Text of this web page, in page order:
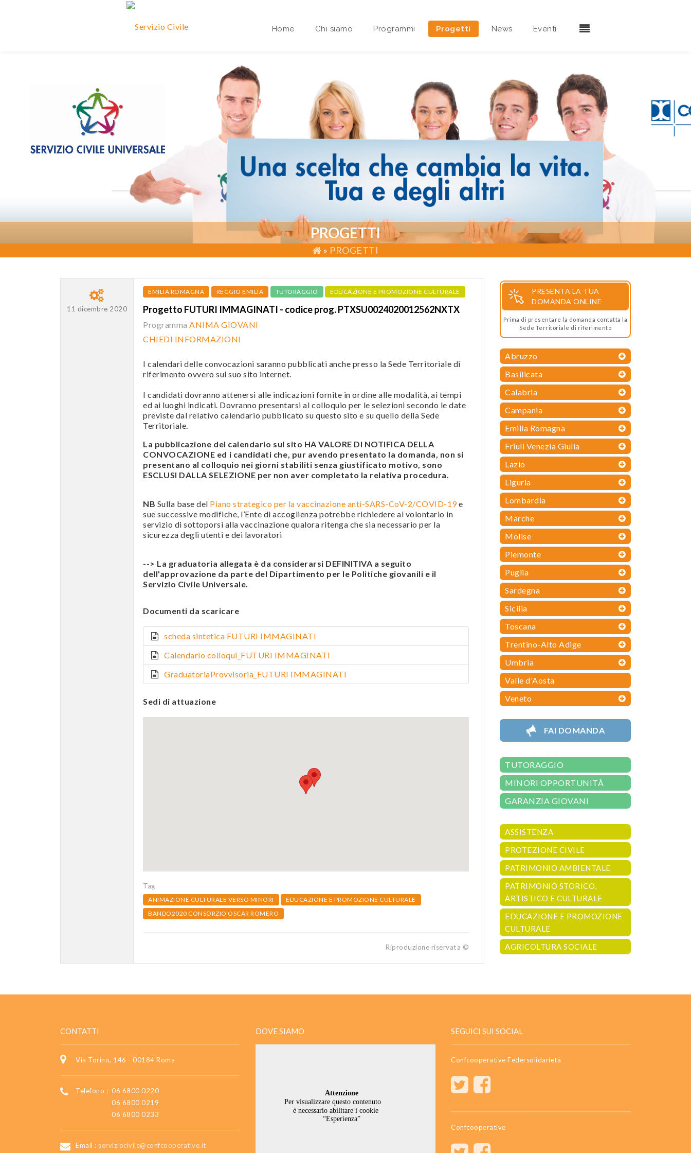
Home Chi siamo
Area riservata Sedi Territoriali
Programmi Progetti News Eventi
PROGETTI
» PROGETTI
11 dicembre 2020
EMILIA ROMAGNA REGGIO EMILIA TUTORAGGIO EDUCAZIONE E PROMOZIONE CULTURALE
Progetto FUTURI IMMAGINATI - codice prog. PTXSU0024020012562NXTX
Programma ANIMA GIOVANI
CHIEDI INFORMAZIONI
I calendari delle convocazioni saranno pubblicati anche presso la Sede Territoriale di
riferimento ovvero sul suo sito internet.
I candidati dovranno attenersi alle indicazioni fornite in ordine alle modalità, ai tempi
ed ai luoghi indicati. Dovranno presentarsi al colloquio per le selezioni secondo le date
previste dal relativo calendario pubblicato su questo sito e su quello della Sede
Territoriale.
La pubblicazione del calendario sul sito HA VALORE DI NOTIFICA DELLA
CONVOCAZIONE ed i candidati che, pur avendo presentato la domanda, non si
presentano al colloquio nei giorni stabiliti senza giustificato motivo, sono
ESCLUSI DALLA SELEZIONE per non aver completato la relativa procedura.
NB Sulla base del Piano strategico per la vaccinazione anti-SARS-CoV-2/COVID-19e
sue successive modifiche, l’Ente di accoglienza potrebbe richiedere al volontario in
servizio di sottoporsi alla vaccinazione qualora ritenga che sia necessario per la
sicurezza degli utenti e dei lavoratori
--> La graduatoria allegata è da considerarsi DEFINITIVA a seguito
dell'approvazione da parte del Dipartimento per le Politiche giovanili e il
Servizio Civile Universale.
Documenti da scaricare
scheda sintetica FUTURI IMMAGINATI
Calendario colloqui_FUTURI IMMAGINATI
GraduatoriaProvvisoria_FUTURI IMMAGINATI
Sedi di attuazione
Tag
ANIMAZIONE CULTURALE VERSO MINORI
EDUCAZIONE E PROMOZIONE CULTURALE
BANDO2020 CONSORZIO OSCAR ROMERO
Riproduzione riservata ©
PRESENTA LA TUA
DOMANDA ONLINE
Prima di presentare la domanda contatta la
Sede Territoriale di riferimento
Abruzzo
Basilicata
Calabria
Campania
Emilia Romagna
Friuli Venezia Giulia
Lazio
Liguria
Lombardia
Marche
Molise
Piemonte
Puglia
Sardegna
Sicilia
Toscana
Trentino-Alto Adige
Umbria
Valle d'Aosta
Veneto
FAI DOMANDA
TUTORAGGIO
MINORI OPPORTUNITÀ
GARANZIA GIOVANI
ASSISTENZA
PROTEZIONE CIVILE
PATRIMONIO AMBIENTALE
PATRIMONIO STORICO,
ARTISTICO E CULTURALE
EDUCAZIONE E PROMOZIONE
CULTURALE
AGRICOLTURA SOCIALE
CONTATTI
Via Torino, 146 - 00184 Roma
Telefono : 06 6800 0220
06 6800 0219
06 6800 0233
Email : serviziocivile@confcooperative.it
DOVE SIAMO SEGUICI SUI SOCIAL
Confcooperative Federsolidarietà
Confcooperative